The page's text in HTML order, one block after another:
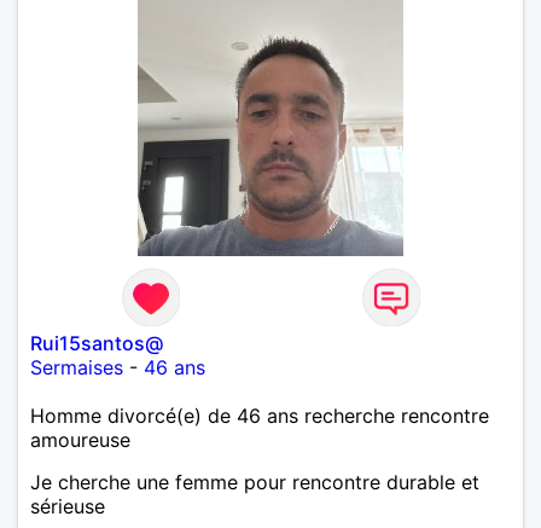
Rui15santos@
Sermaises - 46 ans
Homme divorcé(e) de 46 ans recherche rencontre
amoureuse
Je cherche une femme pour rencontre durable et
sérieuse